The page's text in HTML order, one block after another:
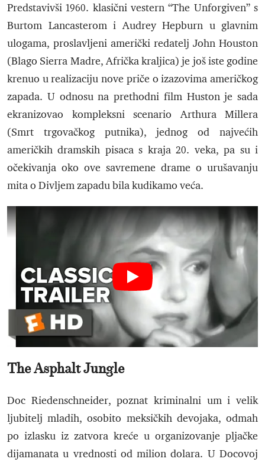
Predstavivši 1960. klasični vestern “The Unforgiven” s
Burtom Lancasterom i Audrey Hepburn u glavnim
ulogama, proslavljeni američki redatelj John Houston
(Blago Sierra Madre, Afrička kraljica) je još iste godine
krenuo u realizaciju nove priče o izazovima američkog
zapada. U odnosu na prethodni film Huston je sada
ekranizovao kompleksni scenario Arthura Millera
(Smrt trgovačkog putnika), jednog od najvećih
američkih dramskih pisaca s kraja 20. veka, pa su i
očekivanja oko ove savremene drame o urušavanju
mita o Divljem zapadu bila kudikamo veća.
The Asphalt Jungle
Doc Riedenschneider, poznat kriminalni um i velik
ljubitelj mladih, osobito meksičkih devojaka, odmah
po izlasku iz zatvora kreće u organizovanje pljačke
dijamanata u vrednosti od milion dolara. U Docovoj